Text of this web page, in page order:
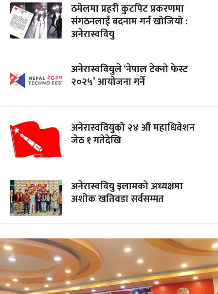
ठमेलमा प्रहरी कुटपिट प्रकरणमा
संगठनलाई बदनाम गर्न खोजियो :
अनेरास्ववियु
अनेरास्ववियुले ‘नेपाल टेक्नो फेस्ट
२०२५’ आयोजना गर्ने
अनेरास्ववियुको २४ औं महाधिवेशन
जेठ १ गतेदेखि
अनेरास्ववियु इलामको अध्यक्षमा
अशोक खतिवडा सर्वसम्मत